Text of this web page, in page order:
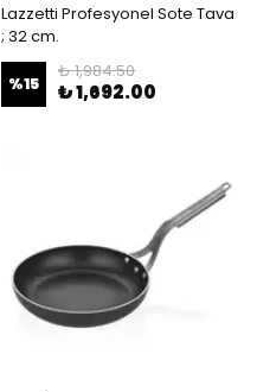
Lazzetti Profesyonel Sote Tava
; 32 cm.
%15
₺ 1,984.50
₺ 1,692.00